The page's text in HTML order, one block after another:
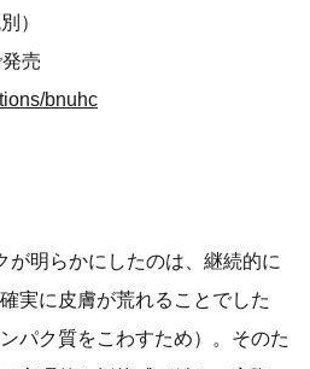
）
売
bnuhc
が明らかにしたのは、継続的に
実に皮膚が荒れることでした
パク質をこわすため）。そのた